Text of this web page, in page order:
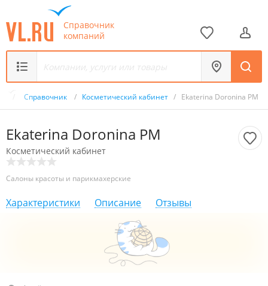
Справочник
компаний
Справочник / Косметический кабинет / Ekaterina Doronina PM
Ekaterina Doronina PM
Косметический кабинет
Салоны красоты и парикмахерские
Характеристики Описание Отзывы